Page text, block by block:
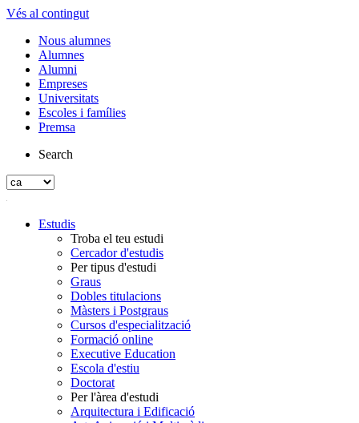
Vés al contingut
Nous alumnes
Alumnes
Alumni
Empreses
Universitats
Escoles i famílies
Premsa
Search
Estudis
Troba el teu estudi
Cercador d'estudis
Per tipus d'estudi
Graus
Dobles titulacions
Màsters i Postgraus
Cursos d'especialització
Formació online
Executive Education
Escola d'estiu
Doctorat
Per l'àrea d'estudi
Arquitectura i Edificació